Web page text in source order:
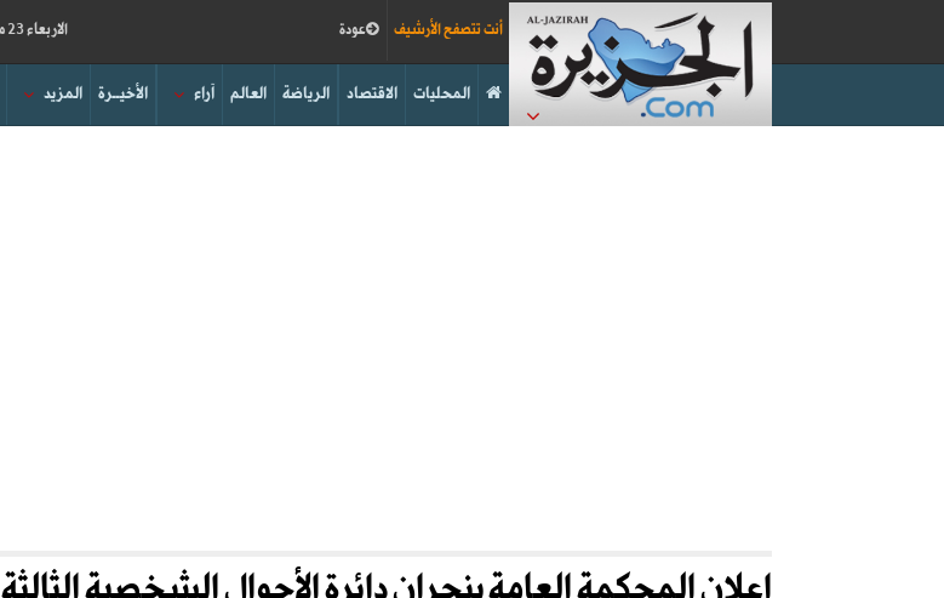
الاربعاء 23 محرم 1448 العدد 19309 عودة أنت تتصفح الأرشيف
المزيد الأخيــرة آراء العالم الرياضة الاقتصاد المحليات
إعلان المحكمة العامة بنجران دائرة الأحوال الشخصية الثالثة